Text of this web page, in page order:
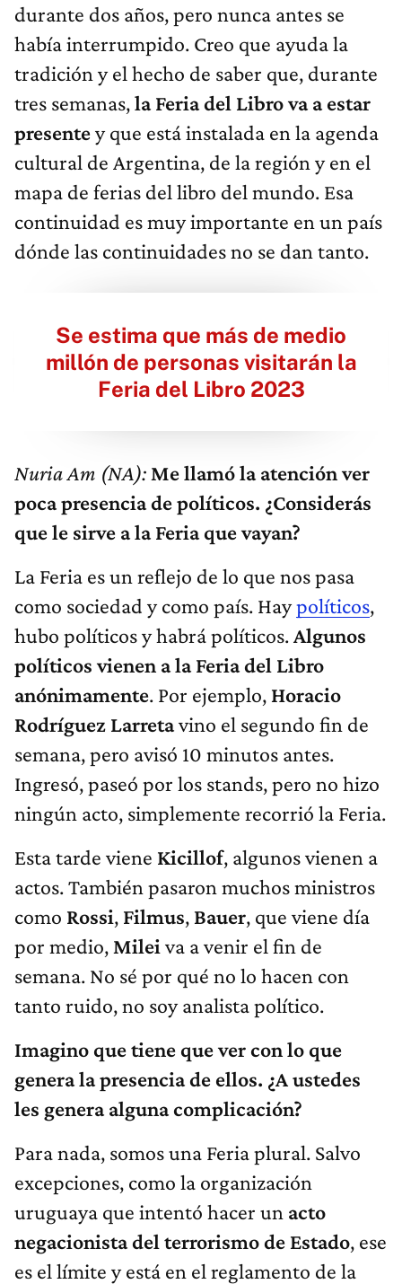
durante dos años, pero nunca antes se
había interrumpido. Creo que ayuda la
tradición y el hecho de saber que, durante
tres semanas,la Feria del Libro va a estar
presentey que está instalada en la agenda
cultural de Argentina, de la región y en el
mapa de ferias del libro del mundo. Esa
continuidad es muy importante en un país
dónde las continuidades no se dan tanto.
Se estima que más de medio
millón de personas visitarán la
Feria del Libro 2023
Nuria Am (NA): Me llamó la atención ver
poca presencia de políticos. ¿Considerás
que le sirve a la Feria que vayan?
La Feria es un reflejo de lo que nos pasa
como sociedad y como país. Haypolíticos,
hubo políticos y habrá políticos.Algunos
políticos vienen a la Feria del Libro
anónimamente. Por ejemplo, Horacio
Rodríguez Larretavino el segundo fin de
semana, pero avisó 10 minutos antes.
Ingresó, paseó por los stands, pero no hizo
ningún acto, simplemente recorrió la Feria.
Esta tarde viene Kicillof, algunos vienen a
actos. También pasaron muchos ministros
como Rossi, Filmus, Bauer, que viene día
por medio, Milei va a venir el fin de
semana. No sé por qué no lo hacen con
tanto ruido, no soy analista político.
Imagino que tiene que ver con lo que
genera la presencia de ellos. ¿A ustedes
les genera alguna complicación?
Para nada, somos una Feria plural. Salvo
excepciones, como la organización
uruguaya que intentó hacer un acto
negacionista del terrorismo de Estado, ese
es el límite y está en el reglamento de la